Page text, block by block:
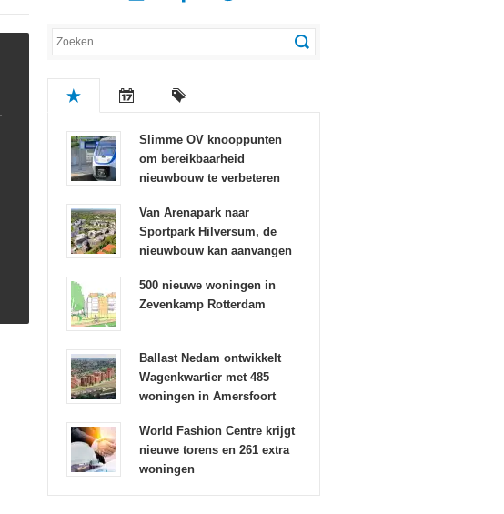
Slimme OV knooppunten
om bereikbaarheid
nieuwbouw te verbeteren
Van Arenapark naar
Sportpark Hilversum, de
nieuwbouw kan aanvangen
500 nieuwe woningen in
Zevenkamp Rotterdam
Ballast Nedam ontwikkelt
Wagenkwartier met 485
woningen in Amersfoort
World Fashion Centre krijgt
nieuwe torens en 261 extra
woningen